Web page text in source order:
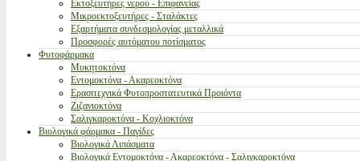
Εκτοξευτήρες νερού - Επιφανείας
Μικροεκτοξευτήρες - Σταλάκτες
Εξαρτήματα συνδεσμολογίας μεταλλικά
Προσφορές αυτόματου ποτίσματος
Φυτοφάρμακα
Μυκητοκτόνα
Εντομοκτόνα - Ακαρεοκτόνα
Ερασιτεχνικά Φυτοπροστατευτικά Προιόντα
Ζιζανιοκτόνα
Σαλιγκαροκτόνα - Κοχλιοκτόνα
Βιολογικά φάρμακα - Παγίδες
Βιολογικά Λιπάσματα
Βιολογικά Εντομοκτόνα - Ακαρεοκτόνα - Σαλιγκαροκτόνα